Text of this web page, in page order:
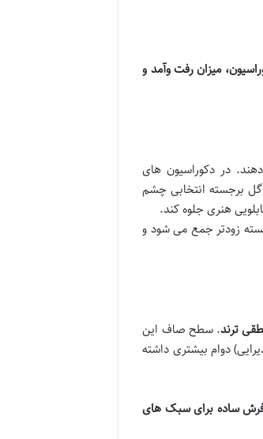
میزان رفت وآمد و
در دکوراسیون های
برجسته انتخابی چشم
هنری جلوه کند.
زودتر جمع می شود و
. سطح صاف این
دوام بیشتری داشته
ساده برای سبک های